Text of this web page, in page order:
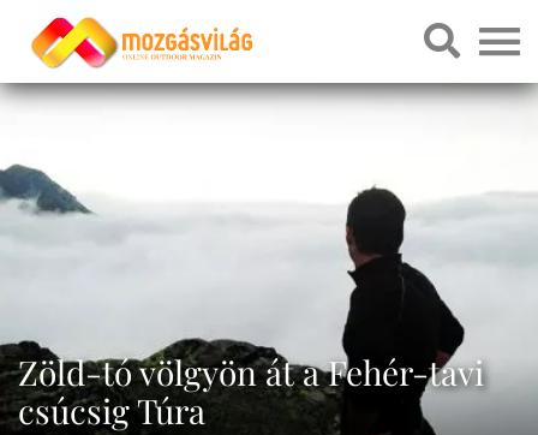
Zöld-tó völgyön át a Fehér-tavi
csúcsig Túra